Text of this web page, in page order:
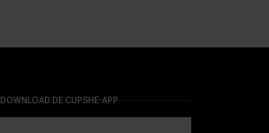
DOWNLOAD DE CUPSHE-APP